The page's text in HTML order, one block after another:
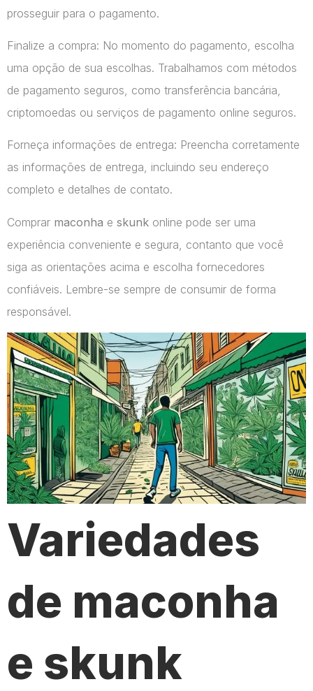
prosseguir para o pagamento.
Finalize a compra: No momento do pagamento, escolha
uma opção de sua escolhas. Trabalhamos com métodos
de pagamento seguros, como transferência bancária,
criptomoedas ou serviços de pagamento online seguros.
Forneça informações de entrega: Preencha corretamente
as informações de entrega, incluindo seu endereço
completo e detalhes de contato.
Comprar maconha e skunk online pode ser uma
experiência conveniente e segura, contanto que você
siga as orientações acima e escolha fornecedores
confiáveis. Lembre-se sempre de consumir de forma
responsável.
Variedades
de maconha
e skunk